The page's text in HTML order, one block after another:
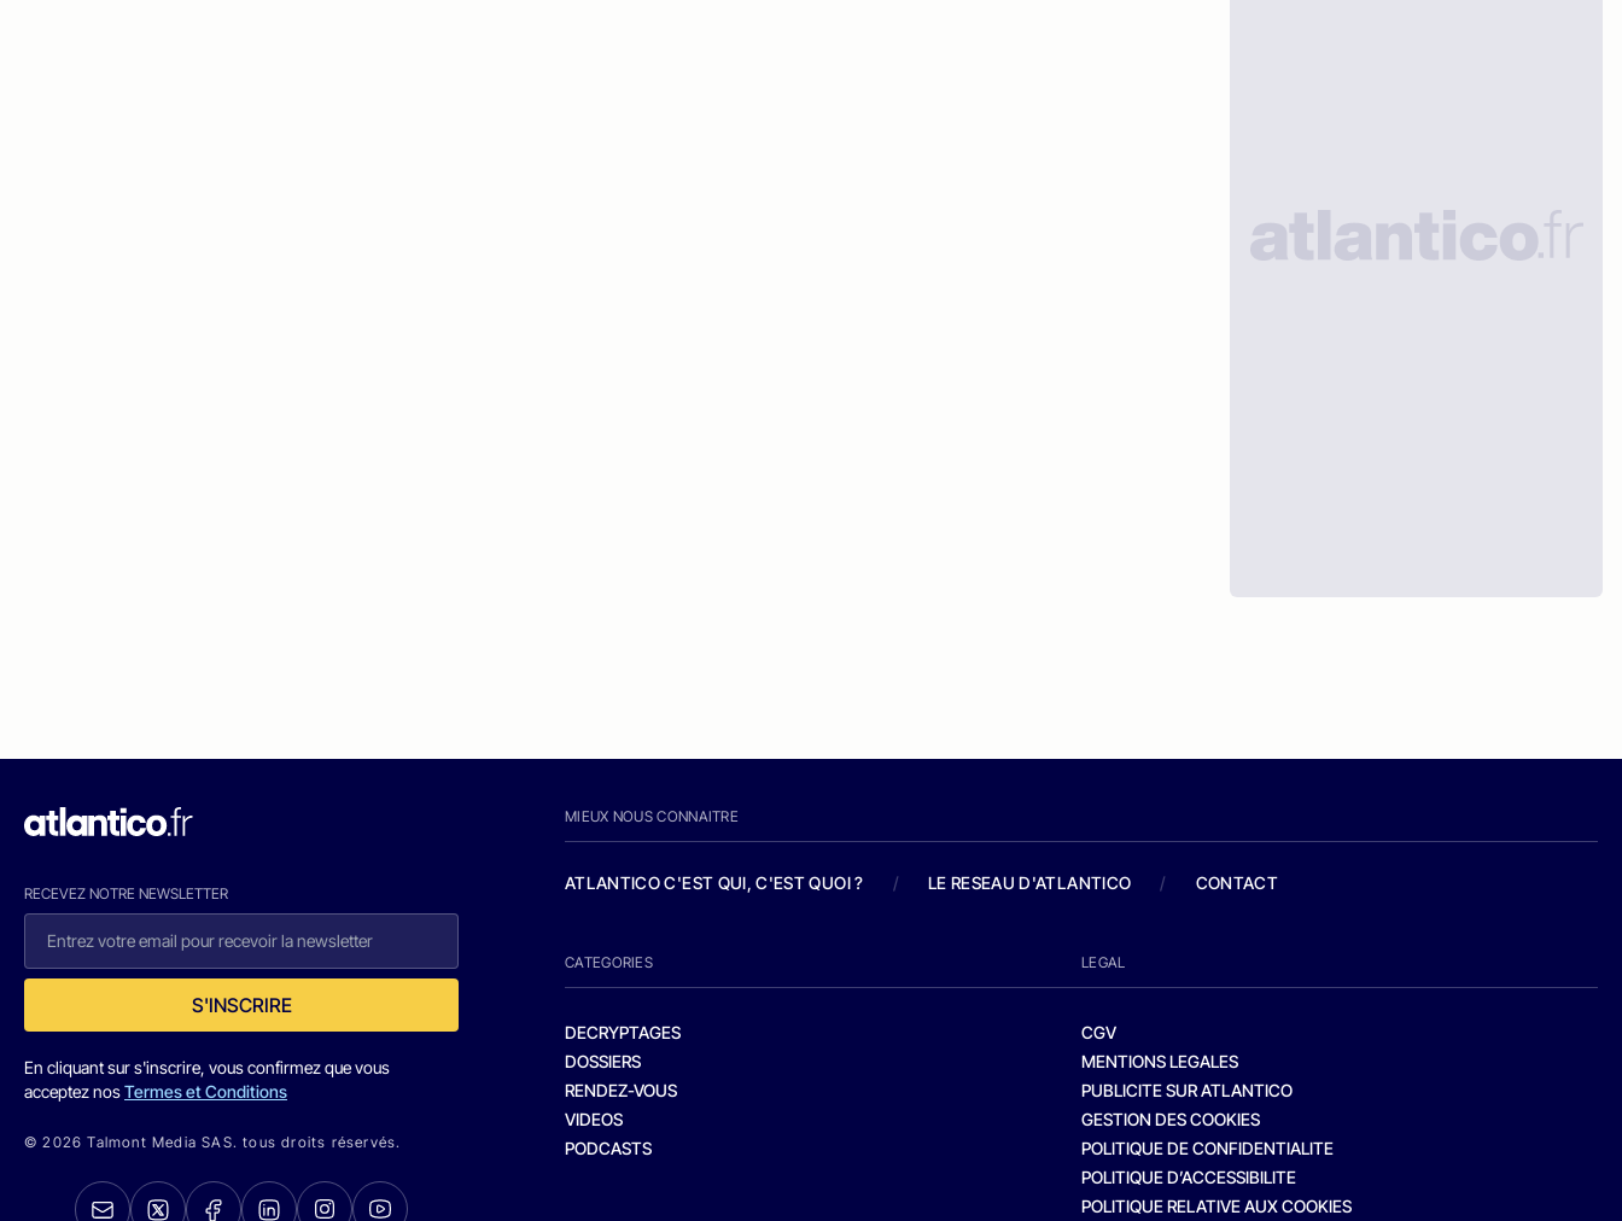
RECEVEZ NOTRE NEWSLETTER
S'INSCRIRE
En cliquant sur s'inscrire, vous confirmez que vous
acceptez nosTermes et Conditions
© 2026 Talmont Media SAS. tous droits réservés.
MIEUX NOUS CONNAITRE
ATLANTICO C'EST QUI, C'EST QUOI ? / LE RESEAU D'ATLANTICO / CONTACT
CATEGORIES
DECRYPTAGES
DOSSIERS
RENDEZ-VOUS
VIDEOS
PODCASTS
LEGAL
CGV
MENTIONS LEGALES
PUBLICITE SUR ATLANTICO
GESTION DES COOKIES
POLITIQUE DE CONFIDENTIALITE
POLITIQUE D’ACCESSIBILITE
POLITIQUE RELATIVE AUX COOKIES